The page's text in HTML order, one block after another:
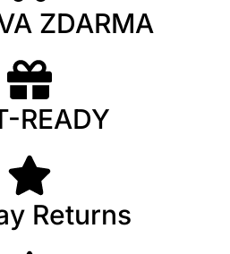
ZDARMA
READY
Returns